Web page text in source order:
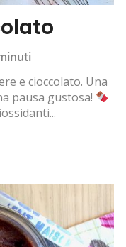
e cioccolato. Una
pausa gustosa!